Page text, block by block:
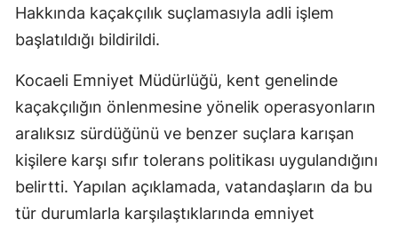
Uşak
Yozgat
Zonguldak
Aksaray
Bayburt
Hakkında kaçakçılık suçlamasıyla adli işlem
başlatıldığı bildirildi.
Kocaeli Emniyet Müdürlüğü, kent genelinde
kaçakçılığın önlenmesine yönelik operasyonların
aralıksız sürdüğünü ve benzer suçlara karışan
kişilere karşı sıfır tolerans politikası uygulandığını
belirtti. Yapılan açıklamada, vatandaşların da bu
tür durumlarla karşılaştıklarında emniyet